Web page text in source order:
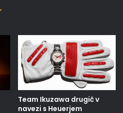
Team Ikuzawa drugič v
navezi s Heuerjem